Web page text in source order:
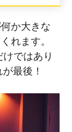
か大きな
れます。
ではあり
最後！